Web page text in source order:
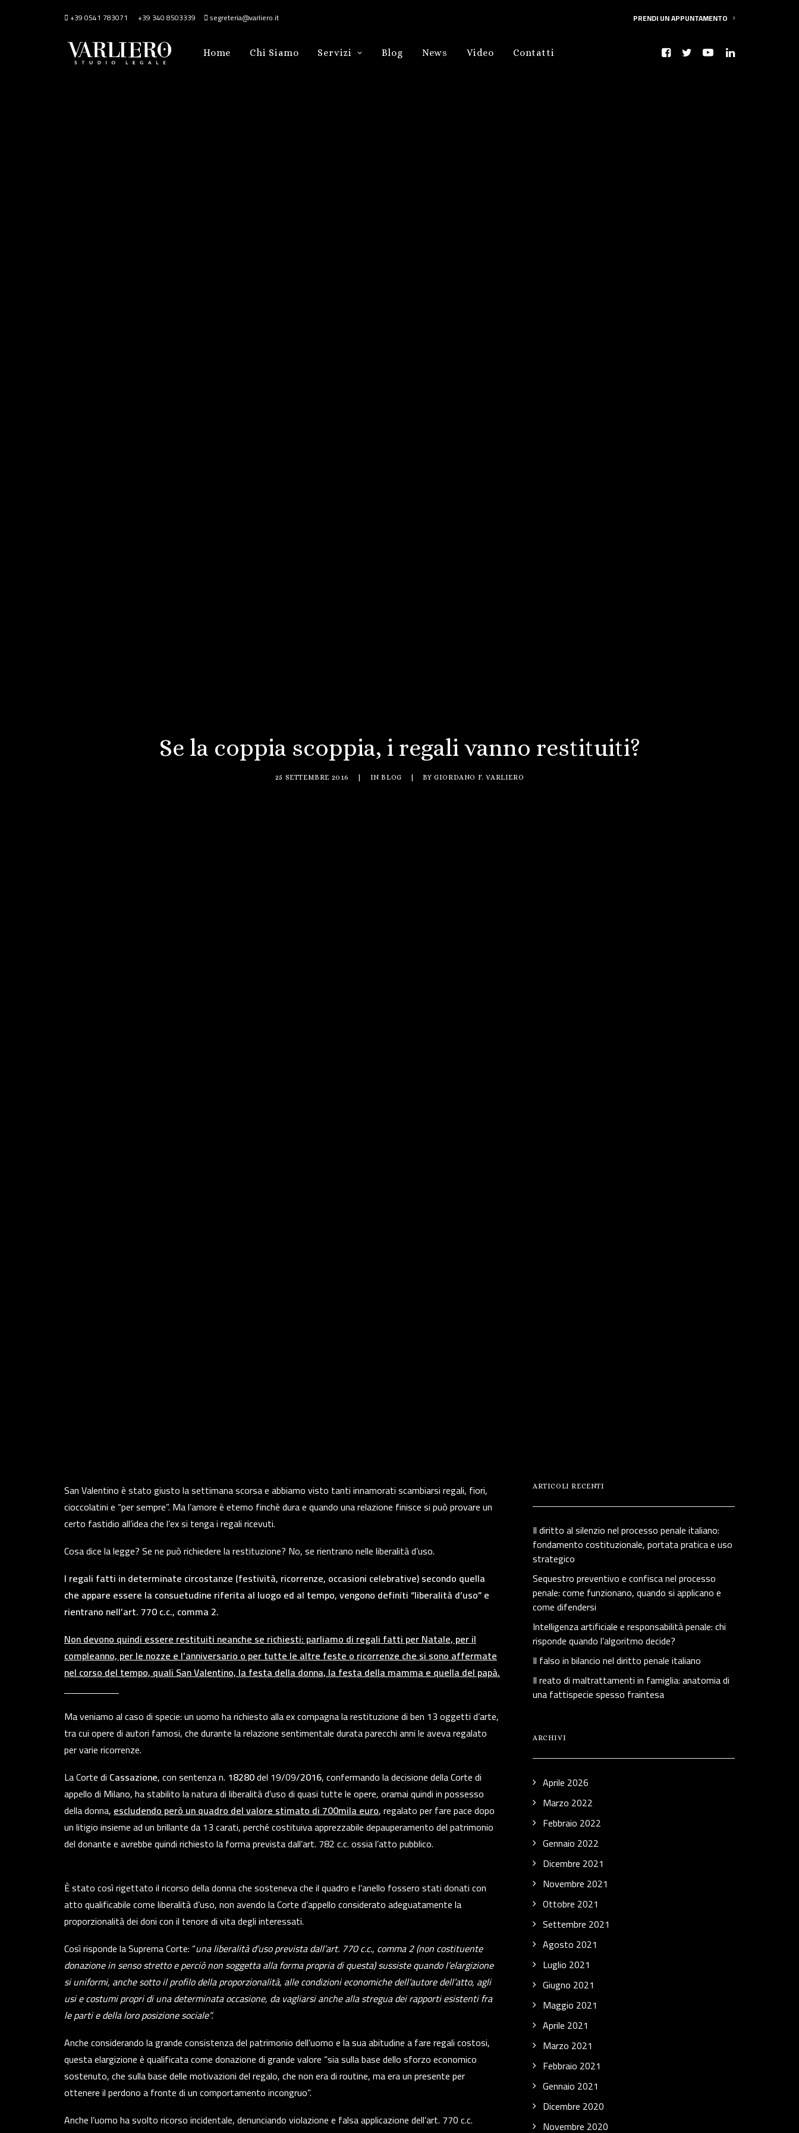
+39 0541 783071 +39 340 8503339 segreteria@varliero.it PRENDI UN APPUNTAMENTO
Home Chi Siamo Servizi Blog News Video Contatti
Se la coppia scoppia, i regali vanno restituiti?
25 SETTEMBRE 2016 INBLOG BYGIORDANO F. VARLIERO
San Valentino è stato giusto la settimana scorsa e abbiamo visto tanti innamorati scambiarsi regali, fiori,
cioccolatini e “per sempre”. Ma l’amore è eterno finchè dura e quando una relazione finisce si può provare un
certo fastidio all’idea che l’ex si tenga i regali ricevuti.
Cosa dice la legge? Se ne può richiedere la restituzione? No, se rientrano nelle liberalità d’uso.
I regali fatti in determinate circostanze (festività, ricorrenze, occasioni celebrative) secondo quella
che appare essere la consuetudine riferita al luogo ed al tempo, vengono definiti “liberalità d’uso” e
rientrano nell’art. 770 c.c., comma 2.
Non devono quindi essere restituiti neanche se richiesti: parliamo di regali fatti per Natale, per il
compleanno, per le nozze e l’anniversario o per tutte le altre feste o ricorrenze che si sono affermate
nel corso del tempo, quali San Valentino, la festa della donna, la festa della mamma e quella del papà.
Ma veniamo al caso di specie: un uomo ha richiesto alla ex compagna la restituzione di ben 13 oggetti d’arte,
tra cui opere di autori famosi, che durante la relazione sentimentale durata parecchi anni le aveva regalato
per varie ricorrenze.
La Corte di Cassazione, con sentenza n. 18280del 19/09/2016, confermando la decisione della Corte di
appello di Milano, ha stabilito la natura di liberalità d’uso di quasi tutte le opere, oramai quindi in possesso
della donna,escludendo però un quadro del valore stimato di 700mila euro, regalato per fare pace dopo
un litigio insieme ad un brillante da 13 carati, perché costituiva apprezzabile depauperamento del patrimonio
del donante e avrebbe quindi richiesto la forma prevista dall’art. 782 c.c. ossia l’atto pubblico.
È stato così rigettato il ricorso della donna che sosteneva che il quadro e l’anello fossero stati donati con
atto qualificabile come liberalità d’uso, non avendo la Corte d’appello considerato adeguatamente la
proporzionalità dei doni con il tenore di vita degli interessati.
Così risponde la Suprema Corte: “una liberalità d’uso prevista dall’art. 770 c.c., comma 2 (non costituente
donazione in senso stretto e perciò non soggetta alla forma propria di questa) sussiste quando l’elargizione
si uniformi, anche sotto il profilo della proporzionalità, alle condizioni economiche dell’autore dell’atto, agli
usi e costumi propri di una determinata occasione, da vagliarsi anche alla stregua dei rapporti esistenti fra
le parti e della loro posizione sociale”.
Anche considerando la grande consistenza del patrimonio dell’uomo e la sua abitudine a fare regali costosi,
questa elargizione è qualificata come donazione di grande valore “sia sulla base dello sforzo economico
sostenuto, che sulla base delle motivazioni del regalo, che non era di routine, ma era un presente per
ottenere il perdono a fronte di un comportamento incongruo”.
Anche l’uomo ha svolto ricorso incidentale, denunciando violazione e falsa applicazione dell’art. 770 c.c.
ARTICOLI RECENTI
Il diritto al silenzio nel processo penale italiano:
fondamento costituzionale, portata pratica e uso
strategico
Sequestro preventivo e confisca nel processo
penale: come funzionano, quando si applicano e
come difendersi
Intelligenza artificiale e responsabilità penale: chi
risponde quando l’algoritmo decide?
Il falso in bilancio nel diritto penale italiano
Il reato di maltrattamenti in famiglia: anatomia di
una fattispecie spesso fraintesa
ARCHIVI
Aprile 2026
Marzo 2022
Febbraio 2022
Gennaio 2022
Dicembre 2021
Novembre 2021
Ottobre 2021
Settembre 2021
Agosto 2021
Luglio 2021
Giugno 2021
Maggio 2021
Aprile 2021
Marzo 2021
Febbraio 2021
Gennaio 2021
Dicembre 2020
Novembre 2020